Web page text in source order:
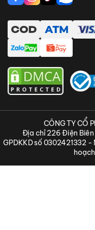
Thanh toán online bằng
CÔNG TY CỔ
Địa chỉ 226 Điện Biên
GPDKKD số 0302421332